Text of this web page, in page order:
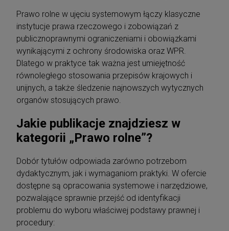
Prawo rolne w ujęciu systemowym łączy klasyczne
instytucje prawa rzeczowego i zobowiązań z
publicznoprawnymi ograniczeniami i obowiązkami
wynikającymi z ochrony środowiska oraz WPR.
Dlatego w praktyce tak ważna jest umiejętność
równoległego stosowania przepisów krajowych i
unijnych, a także śledzenie najnowszych wytycznych
organów stosujących prawo.
Jakie publikacje znajdziesz w
kategorii „Prawo rolne”?
Dobór tytułów odpowiada zarówno potrzebom
dydaktycznym, jak i wymaganiom praktyki. W ofercie
dostępne są opracowania systemowe i narzędziowe,
pozwalające sprawnie przejść od identyfikacji
problemu do wyboru właściwej podstawy prawnej i
procedury: